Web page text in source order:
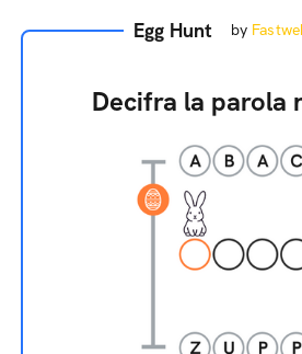
Egg Hunt by
Decifra la parola